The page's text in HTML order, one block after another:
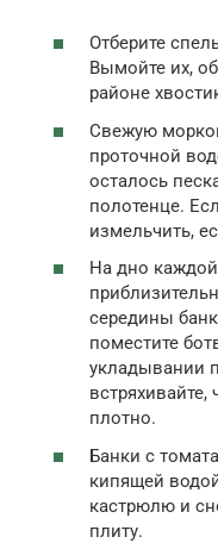
Отберите
Вымойте их,
районе
Свежую
проточной
осталось
полотенце.
измельчить,
На дно
середины
поместите
укладывании
плотно.
Банки с
кипящей
кастрюлю и
плиту.